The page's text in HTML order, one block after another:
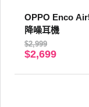
OPPO Enco
降噪耳機
$2,999
$2,699